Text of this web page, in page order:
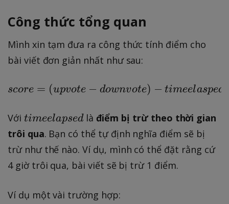
Công thức tổng quan
Mình xin tạm đưa ra công thức tính điểm cho
bài viết đơn giản nhất như sau:
{score} = ({upvote}-
score = (upvote − downvote) − timeelasped
Với {
ti
m
e
el
p
timeelapsedlà điểm bị trừ theo thời gian
trôi qua. Bạn có thể tự định nghĩa điểm sẽ bị
trừ như thế nào. Ví dụ, mình có thể đặt rằng cứ
4 giờ trôi qua, bài viết sẽ bị trừ 1 điểm.
Ví dụ một vài trường hợp: